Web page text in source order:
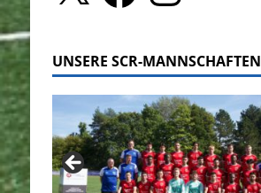
UNSERE SCR-MANNSCHAFTEN